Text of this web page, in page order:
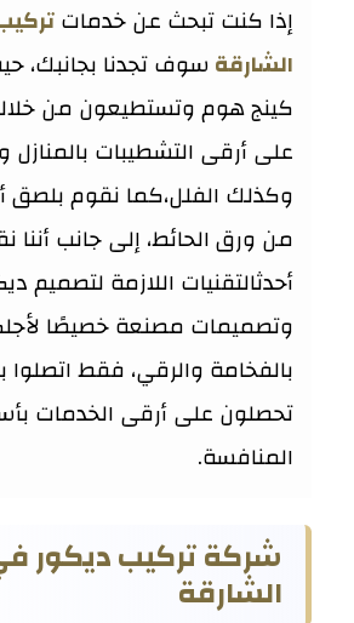
إذا كنت تبحث عن خدمات
الشارقةسوف تجدنا بجانبك،
كينج هوم وتستطيعون من
على أرقى التشطيبات بالمنازل
وكذلك الفلل،كما نقوم بلصق
من ورق الحائط، إلى جانب أننا
أحدثالتقنيات اللازمة لتصميم
وتصميمات مصنعة خصيصًا
بالفخامة والرقي، فقط
تحصلون على أرقى الخدمات
المنافسة.
شركة تركيب ديكور
الشارقة